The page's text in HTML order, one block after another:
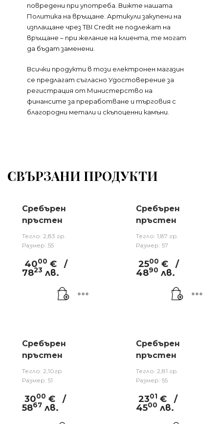
повредени при употреба. Вижте нашата
Политика на връщане. Артикули закупени на
изплащане чрез TBI Credit не подлежат на
връщане – при желание на клиента, те могат
да бъдат заменени.
Всички продукти в този електронен магазин
се предлагат съгласно Удостоверение за
регистрация от Министерство на
финансите за преработване и търговия с
благородни метали и скъпоценни камъни.
СВЪРЗАНИ ПРОДУКТИ
Сребърен
пръстен
Тегло: 2,83 гр.
Размер: 55
4000 €
/
7823 лв.
Сребърен
пръстен
Тегло: 1,87 гр.
Размер: 57
2500 €
/
4890 лв.
Сребърен
пръстен
Тегло: 2,10гр
Размер: 51
3000 €
/
5867 лв.
Сребърен
пръстен
Тегло: 2,81 гр.
Размер: 55
2301 €
/
4500 лв.